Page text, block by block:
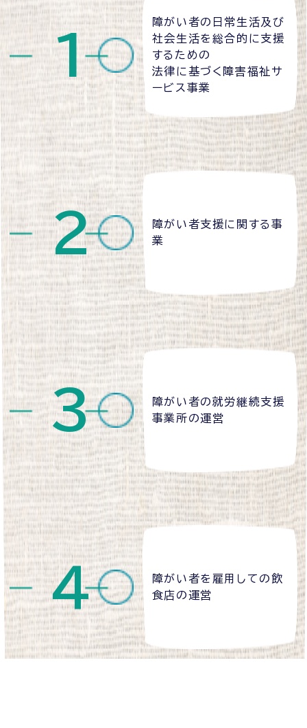
障がい者の日常生活及び
社会生活を総合的に支援
するための
法律に基づく障害福祉サ
ービス事業
障がい者支援に関する事
業
障がい者の就労継続支援
事業所の運営
障がい者を雇用しての飲
食店の運営